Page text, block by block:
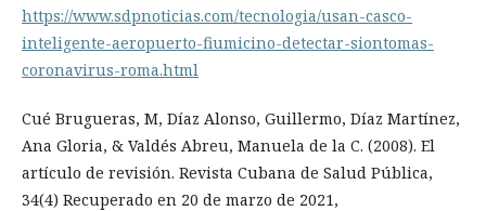
https://www.sdpnoticias.com/tecnologia/usan-casco-
inteligente-aeropuerto-fiumicino-detectar-siontomas-
coronavirus-roma.html
Cué Brugueras, M, Díaz Alonso, Guillermo, Díaz Martínez,
Ana Gloria, & Valdés Abreu, Manuela de la C. (2008). El
artículo de revisión. Revista Cubana de Salud Pública,
34(4) Recuperado en 20 de marzo de 2021,